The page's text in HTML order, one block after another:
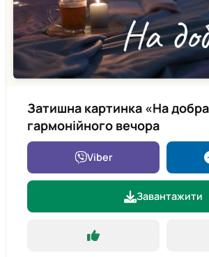
Затишна картинка «На
гармонійного вечора
Viber
Завантажити